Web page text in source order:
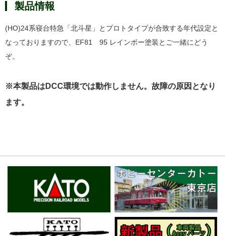
製品情報
(HO)24系寝台特急「北斗星」とプロトタイプが合致する年代設定と
なっておりますので、EF81 95 レインボー塗装とご一緒にどう
ぞ。
※本製品はDCC環境では動作しません。故障の原因となり
ます。